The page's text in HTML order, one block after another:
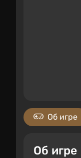
Об игре
Об игре